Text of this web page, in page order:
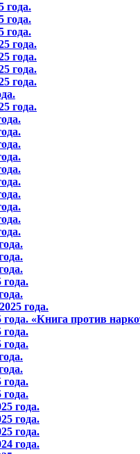
года.
года.
года.
года.
года.
года.
года.
года.
года.
года.
года. «Книга против
года.
года.
года.
года.
года.